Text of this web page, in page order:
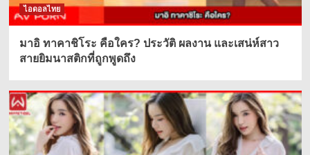
ไอดอลไทย
มาอิ ทาคาชิโระ คือใคร? ประวัติ ผลงาน และเสน่ห์สาว
สายยิมนาสติกที่ถูกพูดถึง